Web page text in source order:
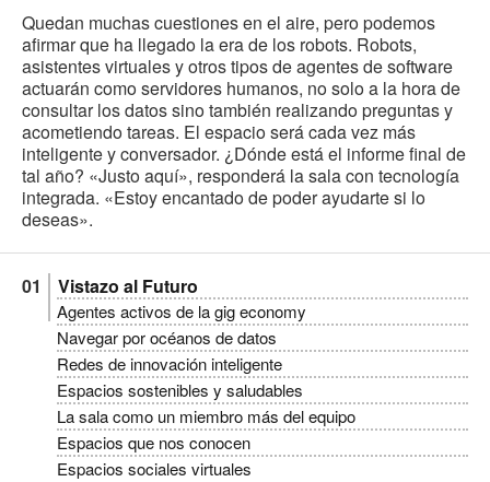
Quedan muchas cuestiones en el aire, pero podemos
afirmar que ha llegado la era de los robots. Robots,
asistentes virtuales y otros tipos de agentes de software
actuarán como servidores humanos, no solo a la hora de
consultar los datos sino también realizando preguntas y
acometiendo tareas. El espacio será cada vez más
inteligente y conversador. ¿Dónde está el informe final de
tal año? «Justo aquí», responderá la sala con tecnología
integrada. «Estoy encantado de poder ayudarte si lo
deseas».
Vistazo al Futuro
Agentes activos de la gig economy
Navegar por océanos de datos
Redes de innovación inteligente
Espacios sostenibles y saludables
La sala como un miembro más del equipo
Espacios que nos conocen
Espacios sociales virtuales